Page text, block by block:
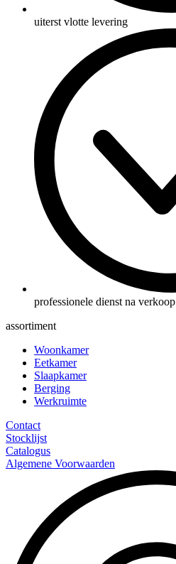
uiterst vlotte levering
professionele dienst na verkoop
assortiment
Woonkamer
Eetkamer
Slaapkamer
Berging
Werkruimte
Contact
Stocklijst
Catalogus
Algemene Voorwaarden